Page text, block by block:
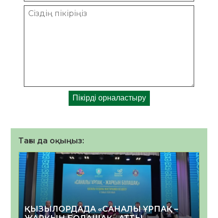
Тағы да оқыңыз:
ҚЫЗЫЛОРДАДА «САНАЛЫ ҰРПАҚ –